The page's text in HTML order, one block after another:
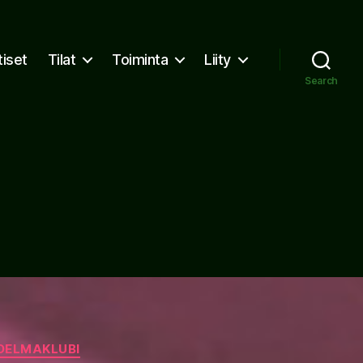
Tilat Toiminta Liity
Search